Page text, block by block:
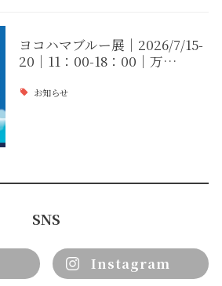
ヨコハマブルー展｜2026/7/15-
20｜11：00-18：00｜万…
お知らせ
SNS
Instagram